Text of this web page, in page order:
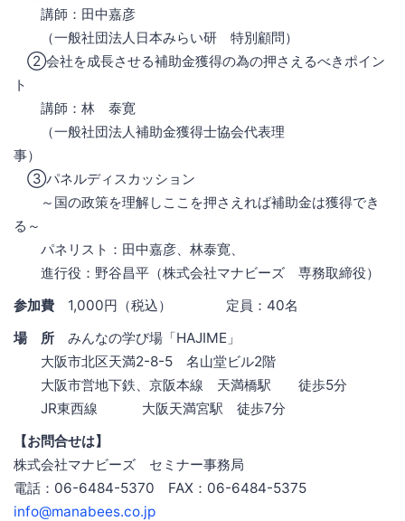
講師：田中嘉彦
（一般社団法人日本みらい研 特別顧問）
②会社を成長させる補助金獲得の為の押さえるべきポイン
ト
講師：林 泰寛
（一般社団法人補助金獲得士協会代表理
事）
③パネルディスカッション
～国の政策を理解しここを押さえれば補助金は獲得でき
る～
パネリスト：田中嘉彦、林泰寛、
進行役：野谷昌平（株式会社マナビーズ 専務取締役）
参加費 1,000円（税込） 定員：40名
場 所 みんなの学び場「HAJIME」
大阪市北区天満2-8-5 名山堂ビル2階
大阪市営地下鉄、京阪本線 天満橋駅 徒歩5分
JR東西線 大阪天満宮駅 徒歩7分
【お問合せは】
株式会社マナビーズ セミナー事務局
電話：06-6484-5370 FAX：06-6484-5375
info@manabees.co.jp